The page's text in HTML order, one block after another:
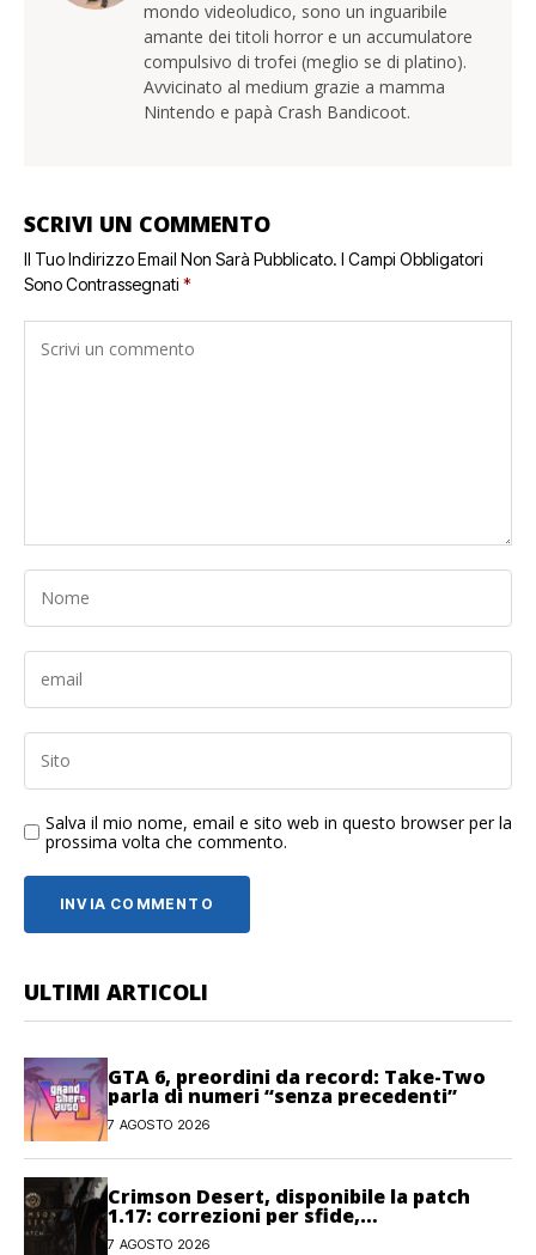
mondo videoludico, sono un inguaribile
amante dei titoli horror e un accumulatore
compulsivo di trofei (meglio se di platino).
Avvicinato al medium grazie a mamma
Nintendo e papà Crash Bandicoot.
SCRIVI UN COMMENTO
Il Tuo Indirizzo Email Non Sarà Pubblicato. I Campi Obbligatori
Sono Contrassegnati *
Salva il mio nome, email e sito web in questo browser per la
prossima volta che commento.
ULTIMI ARTICOLI
GTA 6, preordini da record: Take-Two
parla di numeri “senza precedenti”
7 AGOSTO 2026
Crimson Desert, disponibile la patch
1.17: correzioni per sfide,
combattimento e interfaccia
7 AGOSTO 2026